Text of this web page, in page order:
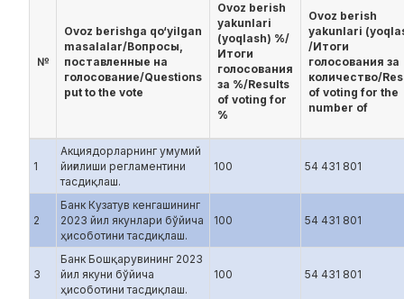
№
Ovoz berishga qo‘yilgan
masalalar/Вопросы,
поставленные на
голосование/Questions
put to the vote
Ovoz berish
yakunlari
(yoqlash) %/
Итоги
голосования
за %/Results
of voting for
%
Ovoz berish
yakunlari
/Итоги
голосования за
количество/
of voting for the
number of
1
Акциядорларнинг умумий
йиғилиши регламентини
тасдиқлаш.
100 54 431 801
2
Банк Кузатув кенгашининг
2023 йил якунлари бўйича
ҳисоботини тасдиқлаш.
100 54 431 801
3
Банк Бошқарувининг 2023
йил якуни бўйича
ҳисоботини тасдиқлаш.
100 54 431 801